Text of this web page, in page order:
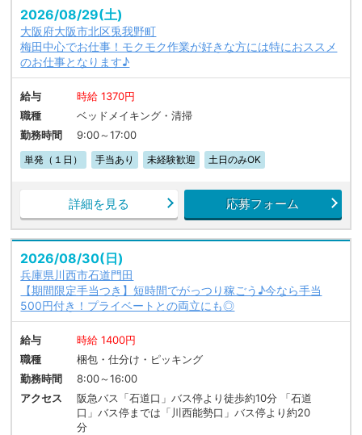
2026/08/29(土)
大阪府大阪市北区兎我野町
梅田中心でお仕事！モクモク作業が好きな方には特におススメ
のお仕事となります♪
給与
時給 1370円
職種
ベッドメイキング・清掃
勤務時間
9:00～17:00
単発（１日） 手当あり 未経験歓迎 土日のみOK
詳細を見る 応募フォーム
2026/08/30(日)
兵庫県川西市石道門田
【期間限定手当つき】短時間でがっつり稼ごう♪今なら手当
500円付き！プライベートとの両立にも◎
給与
時給 1400円
職種
梱包・仕分け・ピッキング
勤務時間
8:00～16:00
アクセス
阪急バス「石道口」バス停より徒歩約10分 「石道
口」バス停までは「川西能勢口」バス停より約20
分